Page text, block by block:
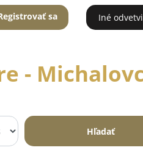
sa Iné
-
Hľadať